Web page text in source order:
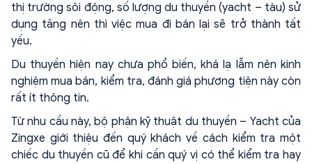
thị trường sôi động, số lượng du thuyền (yacht – tàu) sử
dụng tăng nên thì việc mua đi bán lại sẽ trở thành tất
yếu.
Du thuyền hiện nay chưa phổ biến, khá lạ lẫm nên kinh
nghiệm mua bán, kiểm tra, đánh giá phương tiện này còn
rất ít thông tin.
Từ nhu cầu này, bộ phận kỹ thuật du thuyền – Yacht của
Zingxe giới thiệu đến quý khách về cách kiểm tra một
chiếc du thuyền cũ để khi cần quý vị có thể kiểm tra hay